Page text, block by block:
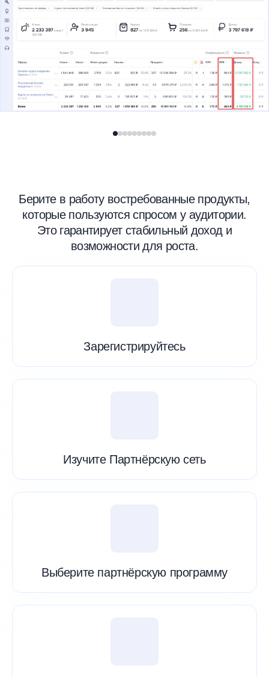
Они получают приглашения в художественные
резиденции, которые помогают им развиваться
и находить новые возможности для творчества,
классах и семинарах с приглашëнными
художниками. Многие начали с нуля и
совершили свои первые продажи уже во время
обучения.
Берите в работу востребованные продукты,
которые пользуются спросом у аудитории.
Это гарантирует стабильный доход и
возможности для роста.
Зарегистрируйтесь
Изучите Партнёрскую сеть
Выберите партнёрскую программу